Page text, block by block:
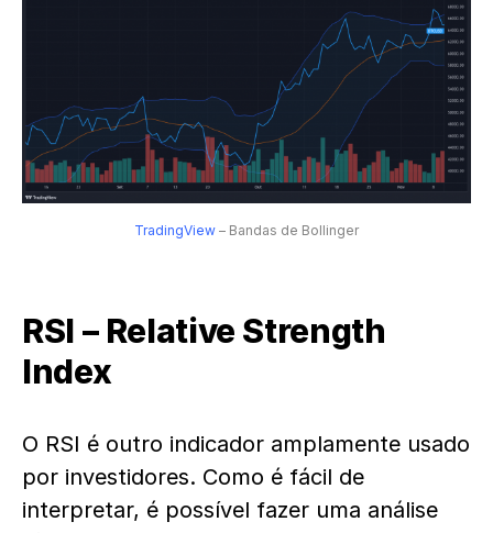
TradingView – Bandas de Bollinger
RSI – Relative Strength
Index
O RSI é outro indicador amplamente usado
por investidores. Como é fácil de
interpretar, é possível fazer uma análise